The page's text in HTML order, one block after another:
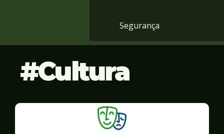
Segurança
Cultura